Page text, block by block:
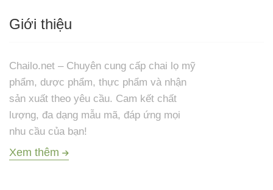
Giới thiệu
Chailo.net – Chuyên cung cấp chai lọ mỹ
phẩm, dược phẩm, thực phẩm và nhận
sản xuất theo yêu cầu. Cam kết chất
lượng, đa dạng mẫu mã, đáp ứng mọi
nhu cầu của bạn!
Xem thêm